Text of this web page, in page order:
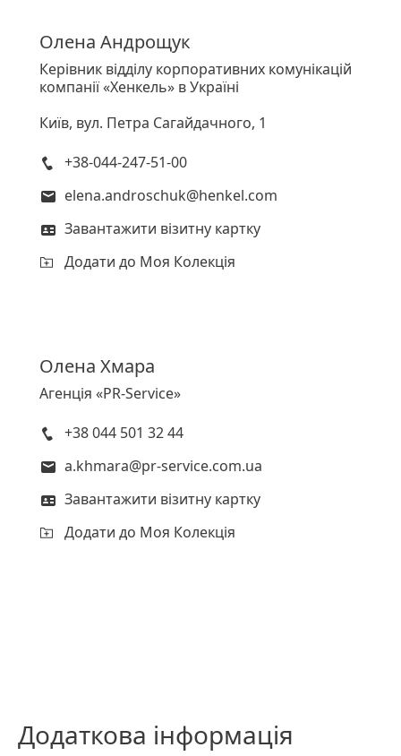
Олена Андрощук
Керівник відділу корпоративних комунікацій
компанії «Хенкель» в Україні
Київ, вул. Петра Сагайдачного, 1
+38-044-247-51-00
elena.androschuk@henkel.com
Завантажити візитну картку
Додати до Моя Колекція
Олена Хмара
Агенція «PR-Service»
+38 044 501 32 44
a.khmara@pr-service.com.ua
Завантажити візитну картку
Додати до Моя Колекція
Додаткова інформація